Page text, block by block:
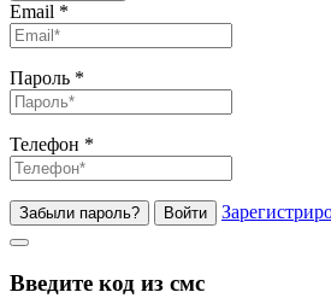
Email *
Пароль *
Телефон *
Забыли пароль? Войти
Введите код из смс